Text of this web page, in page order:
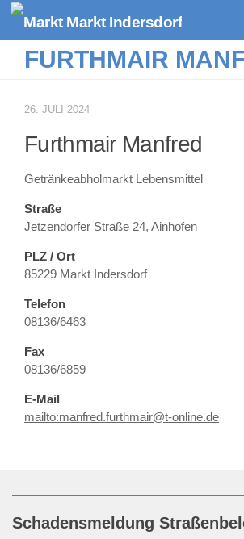
Zum Inhalt springen
FURTHMAIR
26. JULI 2024
Furthmair Manfred
Getränkeabholmarkt Lebensmittel
Straße
Jetzendorfer Straße 24, Ainhofen
PLZ / Ort
85229 Markt Indersdorf
Telefon
08136/6463
Fax
08136/6859
E-Mail
mailto:manfred.furthmair@t-online.de
Schadensmeldung